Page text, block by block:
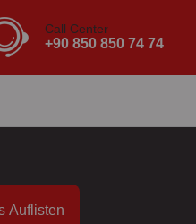
Call Center
+90 850 850 74 74
Auflisten